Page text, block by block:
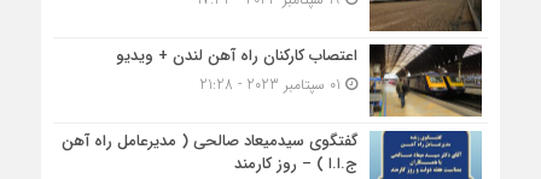
اعتصاب کارکنان راه آهن لندن + ویدیو
گفتگوی سیدمیعاد صالحی ( مدیرعامل راه آهن
ج.ا.ا ) – روز کارمند